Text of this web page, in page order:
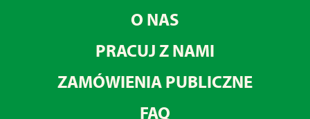
O NAS
PRACUJ Z NAMI
ZAMÓWIENIA PUBLICZNE
FAQ